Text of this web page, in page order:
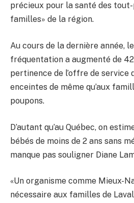
précieux pour la santé des
familles» de la région.
Au cours de la dernière année,
fréquentation a augmenté de
pertinence de l’offre de service
enceintes de même qu’aux
poupons.
D’autant qu’au Québec, on
bébés de moins de 2 ans sans
manque pas souligner Diane
«Un organisme comme Mieux-
nécessaire aux familles de